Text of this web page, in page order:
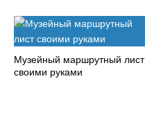
Музейный маршрутный лист
своими руками